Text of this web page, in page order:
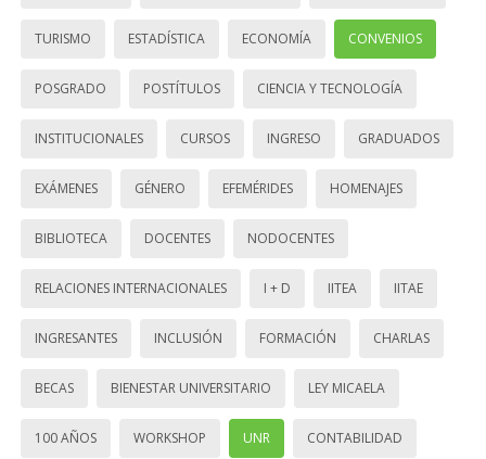
TURISMO ESTADÍSTICA ECONOMÍA CONVENIOS
POSGRADO POSTÍTULOS CIENCIA Y TECNOLOGÍA
INSTITUCIONALES CURSOS INGRESO GRADUADOS
EXÁMENES GÉNERO EFEMÉRIDES HOMENAJES
BIBLIOTECA DOCENTES NODOCENTES
RELACIONES INTERNACIONALES I + D IITEA IITAE
INGRESANTES INCLUSIÓN FORMACIÓN CHARLAS
BECAS BIENESTAR UNIVERSITARIO LEY MICAELA
100 AÑOS WORKSHOP UNR CONTABILIDAD